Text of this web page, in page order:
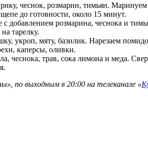
чеснок, розмарин, тимьян.
до готовности, около 15 минут.
добавлением розмарина, чеснока и
тарелку.
укроп, мяту, базилик. Нарезаем
каперсы, оливки.
чеснока, трав, сока лимона и меда.
по выходным в 20:00 на телеканале «